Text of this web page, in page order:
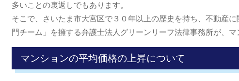
多いことの裏返しでもあります。
そこで、さいたま市大宮区で３０年以上の歴史を持ち、不動産
門チーム」を擁する弁護士法人グリーンリーフ法律事務所が、
マンションの平均価格の上昇について